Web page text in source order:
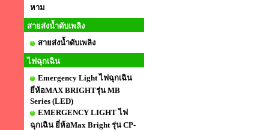
หาม
สายส่งน้ำดับเพลิง
สายส่งน้ำดับเพลิง
ไฟฉุกเฉิน
Emergency Light ไฟฉุกเฉิน
ยี่ห้อMAX BRIGHTรุ่น MB
Series (LED)
EMERGENCY LIGHT ไฟ
ฉุกเฉิน ยี่ห้อMax Bright รุ่น CP-